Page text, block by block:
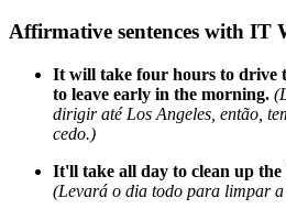
Affirmative sentences with
It will take four hours to drive
to leave early in the morning.
dirigir até Los Angeles, então,
cedo.)
It'll take all day to clean up
(Levará o dia todo para limpar a